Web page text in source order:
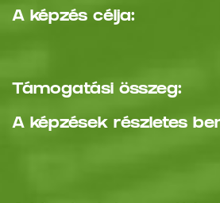
A képzés célja:
Támogatási összeg:
A képzések részletes